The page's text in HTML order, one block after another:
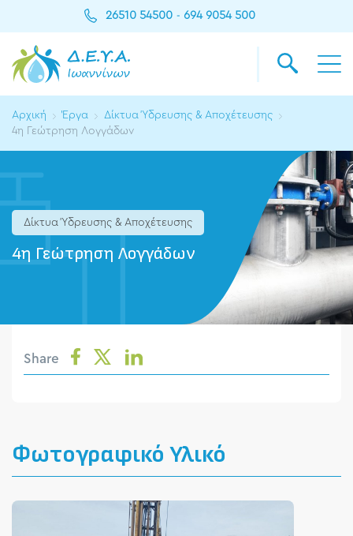
26510 54500 - 694 9054 500
Αρχική Έργα
Δίκτυα Ύδρευσης & Αποχέτευσης
4η Γεώτρηση Λογγάδων
Δίκτυα Ύδρευσης & Αποχέτευσης
4η Γεώτρηση Λογγάδων
Share
Φωτογραφικό Υλικό